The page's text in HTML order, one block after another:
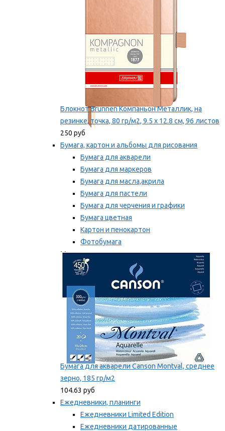
Блокнот Brunnen Компаньон Металлик, на
резинке, точка, 80 гр/м2, 9.5 х 12.8 см, 96 листов
250 руб
Бумага, картон и альбомы для рисования
Бумага для акварели
Бумага для маркеров
Бумага для масла,акрила
Бумага для пастели
Бумага для черчения и графики
Бумага цветная
Картон и пенокартон
Фотобумага
Мы рекомендуем
Бумага для акварели Canson Montval, среднее
зерно, 185 гр/м2
104.63 руб
Ежедневники, планинги
Ежедневники Limited Edition
Ежедневники датированные